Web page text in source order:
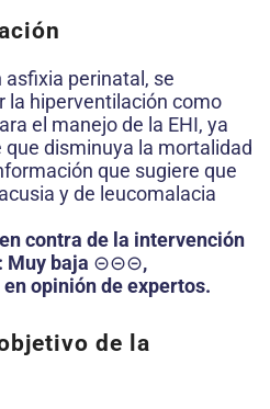
asfixia perinatal, se
la hiperventilación como
el manejo de la EHI, ya
que disminuya la mortalidad
que sugiere que
y de leucomalacia
contra de la intervención
Muy baja ⊝⊝⊝,
opinión de expertos.
de la